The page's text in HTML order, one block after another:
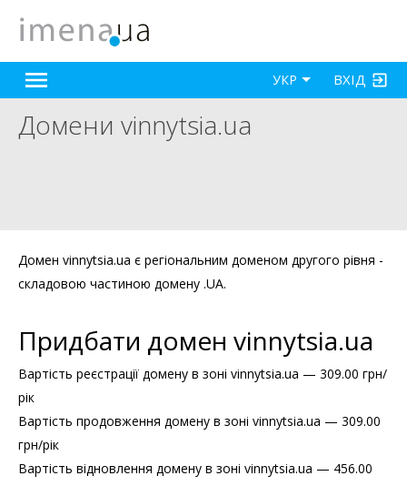
ВХІД
УКР
Домени vinnytsia.ua
Домен vinnytsia.ua є регіональним доменом другого рівня -
складовою частиною домену .UA.
Придбати домен vinnytsia.ua
Вартість реєстрації домену в зоні vinnytsia.ua — 309.00 грн/
рік
Вартість продовження домену в зоні vinnytsia.ua — 309.00
грн/рік
Вартість відновлення домену в зоні vinnytsia.ua — 456.00